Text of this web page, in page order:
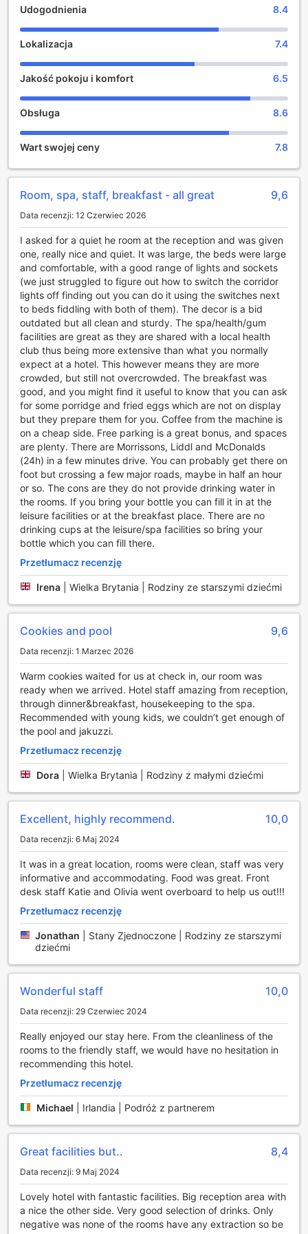
Rozrywka w DoubleTree by Hilton Glasgow Strathclyde
DoubleTree by Hilton Glasgow Strathclyde to miejsce,
gdzie relaks i rozrywka spotykają się w doskonałej
harmonii. Goście mogą skorzystać z różnorodnych
udogodnień, które zapewniają niezapomniane chwile po
wieczorną kawę lub koktajl, gdzie można zrelaksować się
w przytulnej atmosferze. Dla tych, którzy pragną chwili
wytchnienia, dostępny jest salon oraz wspólny obszar
telewizyjny, gdzie można spędzić czas z rodziną i
Dla miłośników wellness, hotel oferuje wyjątkowe
udogodnienia, takie jak spa, gdzie można skorzystać z
relaksujących masaży oraz odprężających zabiegów w
jacuzzi i łaźni parowej. Dodatkowo, solarium i sala gier
zapewniają różnorodne formy rozrywki, a sklep z
pamiątkami to doskonałe miejsce na zakup unikalnych
upominków. DoubleTree by Hilton Glasgow Strathclyde to
idealny wybór dla tych, którzy szukają pełni relaksu i
rozrywki w jednym miejscu.
Obiekty sportowe w DoubleTree by Hilton Glasgow
Strathclyde
DoubleTree by Hilton Glasgow Strathclyde to idealne
miejsce dla miłośników aktywnego wypoczynku. Hotel
oferuje szeroką gamę obiektów sportowych, które
zaspokoją potrzeby zarówno entuzjastów sportu, jak i
tych, którzy pragną zrelaksować się po dniu pełnym
wrażeń. Goście mogą korzystać z krytego basenu, który
zapewnia idealne warunki do pływania przez cały rok,
niezależnie od pogody. To doskonałe miejsce na
odprężenie się po intensywnym dniu lub na rozpoczęcie
dnia od energetycznego treningu w wodzie.
Dla tych, którzy preferują aktywności na lądzie, hotel
oferuje w pełni wyposażoną siłownię oraz korty squasha,
gdzie można rywalizować z przyjaciółmi lub po prostu
poprawić swoją kondycję. Miłośnicy golfa z pewnością
docenią pole golfowe znajdujące się na terenie obiektu,
które pozwala na grę w pięknych okolicznościach
przyrody. Dodatkowo, dla entuzjastów jogi, w hotelu
znajduje się specjalna sala do praktykowania, która sprzyja
relaksacji i wyciszeniu. Goście mogą również odkrywać
okoliczne szlaki turystyczne, które oferują wspaniałe
widoki i możliwość aktywnego spędzania czasu na
Wygodne udogodnienia w DoubleTree by Hilton Glasgow
Strathclyde
DoubleTree by Hilton Glasgow Strathclyde to miejsce,
gdzie komfort i wygoda idą w parze z doskonałą obsługą.
Goście mogą korzystać z całodobowej obsługi pokojowej,
co pozwala na zamówienie posiłków o każdej porze dnia i
nocy, a także z usług pralni, w tym prasowania i
czyszczenia na sucho, co zapewnia świeżość i schludność
odzieży podczas pobytu. Dodatkowo, hotel oferuje
zameldowanie i wymeldowanie, co sprawia, że podróżni
mogą cieszyć się bezproblemowym doświadczeniem od
momentu przybycia aż do wyjazdu.
W DoubleTree by Hilton Glasgow Strathclyde
bezpieczeństwo gości jest priorytetem, dlatego hotel
dysponuje sejfami w pokojach oraz usługą konsjerża, który
z przyjemnością pomoże w organizacji lokalnych atrakcji i
transportu. Goście mogą również korzystać z bezpłatnego
Wi-Fi we wszystkich pokojach oraz w ogólnodostępnych
częściach hotelu, co umożliwia łatwe łączenie się z bliskimi
sprzątanie oraz automaty z przekąskami sprawiają, że
pobyt w tym hotelu staje się jeszcze bardziej komfortowy i
Udogodnienia transportowe w DoubleTree by Hilton
Glasgow Strathclyde
DoubleTree by Hilton Glasgow Strathclyde oferuje gościom
wygodne i elastyczne opcje transportowe, które sprawiają,
że podróżowanie staje się niezwykle proste. Hotel
zapewnia transfer z lotniska, co jest idealnym
rozwiązaniem dla tych, którzy przybywają do Glasgow z
bezstresowym przejazdem bezpośrednio z lotniska do
hotelu, co pozwala zaoszczędzić czas i energię na dalsze
odkrywanie uroków miasta.
Dodatkowo, hotel dysponuje przestronnym parkingiem,
który jest dostępny na miejscu i oferowany bez
dodatkowych opłat. To doskonała opcja dla osób
Udogodnienia 8.4
Lokalizacja 7.4
Jakość pokoju i komfort 6.5
Obsługa 8.6
Wart swojej ceny 7.8
Room, spa, staff, breakfast - all great 9,6
Data recenzji: 12 Czerwiec 2026
I asked for a quiet he room at the reception and was given
one, really nice and quiet. It was large, the beds were large
and comfortable, with a good range of lights and sockets
(we just struggled to figure out how to switch the corridor
lights off finding out you can do it using the switches next
to beds fiddling with both of them). The decor is a bid
outdated but all clean and sturdy. The spa/health/gum
facilities are great as they are shared with a local health
club thus being more extensive than what you normally
expect at a hotel. This however means they are more
crowded, but still not overcrowded. The breakfast was
good, and you might find it useful to know that you can ask
for some porridge and fried eggs which are not on display
but they prepare them for you. Coffee from the machine is
on a cheap side. Free parking is a great bonus, and spaces
are plenty. There are Morrissons, Liddl and McDonalds
(24h) in a few minutes drive. You can probably get there on
foot but crossing a few major roads, maybe in half an hour
or so. The cons are they do not provide drinking water in
the rooms. If you bring your bottle you can fill it in at the
leisure facilities or at the breakfast place. There are no
drinking cups at the leisure/spa facilities so bring your
bottle which you can fill there.
Przetłumacz recenzję
Irena Wielka Brytania | Rodziny ze starszymi dziećmi
Cookies and pool 9,6
Data recenzji: 1 Marzec 2026
Warm cookies waited for us at check in, our room was
ready when we arrived. Hotel staff amazing from reception,
through dinner&breakfast, housekeeping to the spa.
Recommended with young kids, we couldn’t get enough of
the pool and jakuzzi.
Przetłumacz recenzję
Dora Wielka Brytania | Rodziny z małymi dziećmi
Excellent, highly recommend. 10,0
Data recenzji: 6 Maj 2024
It was in a great location, rooms were clean, staff was very
informative and accommodating. Food was great. Front
desk staff Katie and Olivia went overboard to help us out!!!
Przetłumacz recenzję
Jonathan
Stany Zjednoczone | Rodziny ze starszymi
dziećmi
Wonderful staff 10,0
Data recenzji: 29 Czerwiec 2024
Really enjoyed our stay here. From the cleanliness of the
rooms to the friendly staff, we would have no hesitation in
recommending this hotel.
Przetłumacz recenzję
Michael Irlandia | Podróż z partnerem
Great facilities but.. 8,4
Data recenzji: 9 Maj 2024
Lovely hotel with fantastic facilities. Big reception area with
a nice the other side. Very good selection of drinks. Only
negative was none of the rooms have any extraction so be